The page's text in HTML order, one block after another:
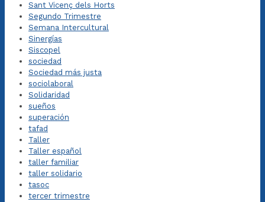
Sant Vicenç dels Horts
Segundo Trimestre
Semana Intercultural
Sinergías
Siscopel
sociedad
Sociedad más justa
sociolaboral
Solidaridad
sueños
superación
tafad
Taller
Taller español
taller familiar
taller solidario
tasoc
tercer trimestre